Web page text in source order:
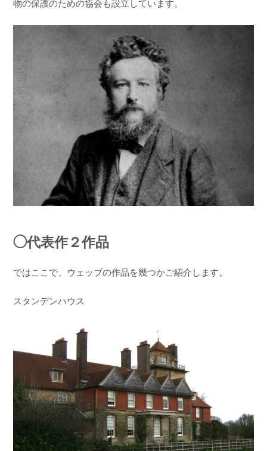
物の保護のための協会も設立しています。
◯代表作２作品
ではここで、ウェッブの作品を幾つかご紹介します。
スタンデンハウス